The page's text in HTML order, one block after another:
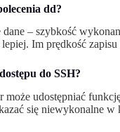
dd?
– szybkość
Im prędkość
do SSH?
udostępniać
się niewykonalne w